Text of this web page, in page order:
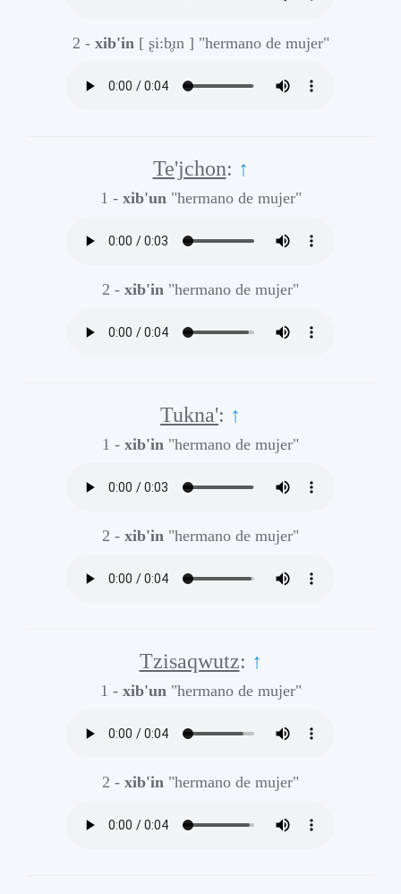
2 - xib'in [ ʂi:b̥ɪn ] "hermano de mujer"
Te'jchon: ↑
1 - xib'un "hermano de mujer"
2 - xib'in "hermano de mujer"
Tukna': ↑
1 - xib'in "hermano de mujer"
2 - xib'in "hermano de mujer"
Tzisaqwutz: ↑
1 - xib'un "hermano de mujer"
2 - xib'in "hermano de mujer"